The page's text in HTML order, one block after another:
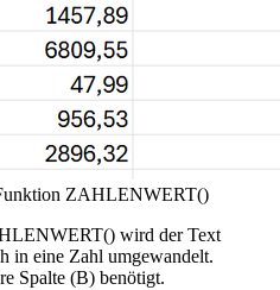
ZAHLENWERT()
wird der Text
in eine Zahl umgewandelt.
Spalte (B) benötigt.